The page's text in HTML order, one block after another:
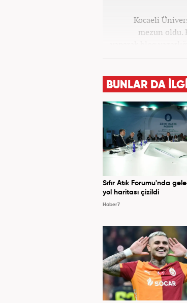
Kocaeli
mezun oldu.
yaparak blog
sunuculuk
BUNLAR DA
Sıfır Atık Forumu'nda
yol haritası çizildi
Haber7